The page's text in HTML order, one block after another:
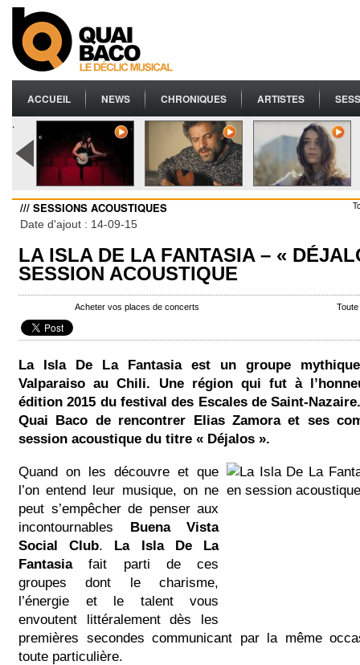
ACCUEIL NEWS CHRONIQUES ARTISTES
.
/// SESSIONS ACOUSTIQUES
Date d'ajout : 14-09-15
LA ISLA DE LA FANTASIA – «
SESSION ACOUSTIQUE
Acheter vos places de concerts
La Isla De La Fantasia est un groupe
Valparaiso au Chili. Une région qui fut à
édition 2015 du festival des Escales de Saint-
Quai Baco de rencontrer Elias Zamora et ses
session acoustique du titre « Déjalos ».
Quand on les découvre et que
l’on entend leur musique, on ne
peut s’empêcher de penser aux
incontournables Buena Vista
Social Club. La Isla De La
Fantasiafait parti de ces
groupes dont le charisme,
l’énergie et le talent vous
envoutent littéralement dès les
premières secondes communicant par la même
toute particulière.